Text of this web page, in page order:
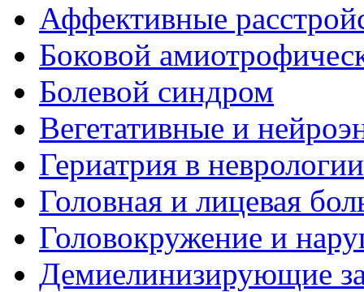
Аффективные
Боковой
Болевой синдром
Вегетативные и
Гериатрия в неврологии
Головная и лицевая
Головокружение и
Демиелинизирующие